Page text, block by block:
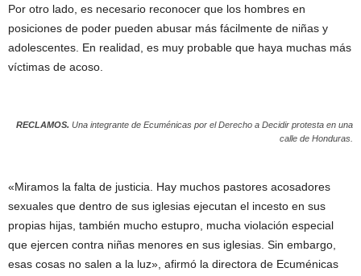
Por otro lado, es necesario reconocer que los hombres en
posiciones de poder pueden abusar más fácilmente de niñas y
adolescentes. En realidad, es muy probable que haya muchas más
víctimas de acoso.
RECLAMOS. Una integrante de Ecuménicas por el Derecho a Decidir protesta en una
calle de Honduras.
«Miramos la falta de justicia. Hay muchos pastores acosadores
sexuales que dentro de sus iglesias ejecutan el incesto en sus
propias hijas, también mucho estupro, mucha violación especial
que ejercen contra niñas menores en sus iglesias. Sin embargo,
esas cosas no salen a la luz», afirmó la directora de Ecuménicas